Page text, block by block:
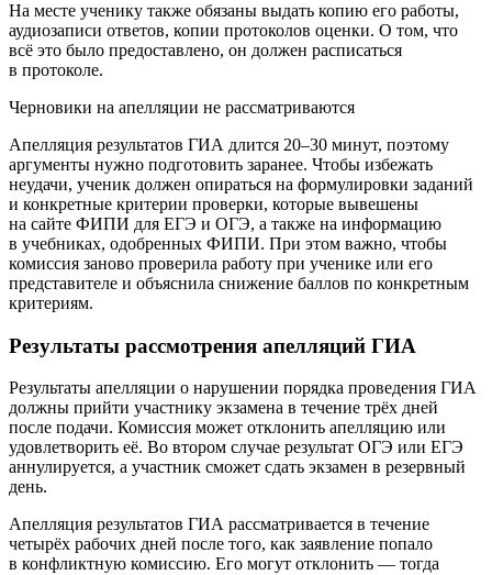
На месте ученику также обязаны выдать копию его работы,
аудиозаписи ответов, копии протоколов оценки. О том, что
всё это было предоставлено, он должен расписаться
в протоколе.
Черновики на апелляции не рассматриваются
Апелляция результатов ГИА длится 20–30 минут, поэтому
аргументы нужно подготовить заранее. Чтобы избежать
неудачи, ученик должен опираться на формулировки заданий
и конкретные критерии проверки, которые вывешены
на сайте ФИПИ для ЕГЭ и ОГЭ, а также на информацию
в учебниках, одобренных ФИПИ. При этом важно, чтобы
комиссия заново проверила работу при ученике или его
представителе и объяснила снижение баллов по конкретным
критериям.
Результаты рассмотрения апелляций ГИА
Результаты апелляции о нарушении порядка проведения ГИА
должны прийти участнику экзамена в течение трёх дней
после подачи. Комиссия может отклонить апелляцию или
удовлетворить её. Во втором случае ре­зуль­тат ОГЭ или ЕГЭ
ан­ну­лиру­ет­ся, а участник сможет сдать экзамен в ре­зерв­ный
день.
Апелляция результатов ГИА рассматривается в течение
четырёх рабочих дней после того, как заявление попало
в конфликтную комиссию. Его могут отклонить — тогда